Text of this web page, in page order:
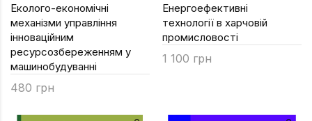
Еколого-економічні
механізми управління
інноваційним
ресурсозбереженням у
машинобудуванні
480 грн
Енергоефективні
технології в харчовій
промисловості
1 100 грн